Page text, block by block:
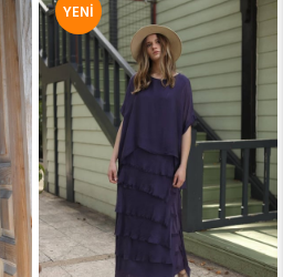
YENI
ÜRÜN